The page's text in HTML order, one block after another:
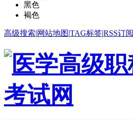
黑色
褐色
高级搜索|网站地图|TAG标签|RSS订阅